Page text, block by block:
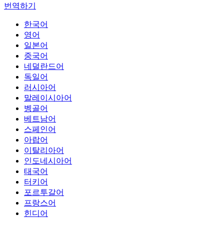
번역하기
한국어
영어
일본어
중국어
네덜란드어
독일어
러시아어
말레이시아어
벵골어
베트남어
스페인어
아랍어
이탈리아어
인도네시아어
태국어
터키어
포르투갈어
프랑스어
힌디어